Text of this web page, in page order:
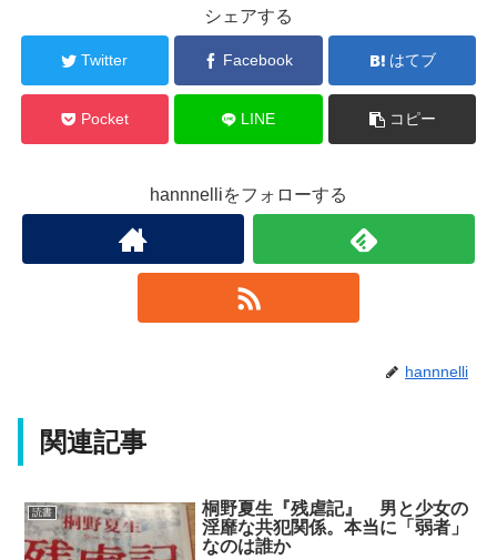
シェアする
Twitter Facebook はてブ
Pocket LINE コピー
hannnelliをフォローする
hannnelli
関連記事
読書
桐野夏生『残虐記』 男と少女の
淫靡な共犯関係。本当に「弱者」
なのは誰か